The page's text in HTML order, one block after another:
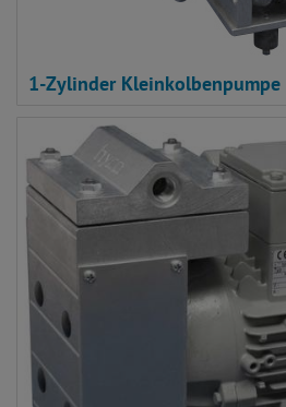
1-Zylinder Kleinkolbenpumpe